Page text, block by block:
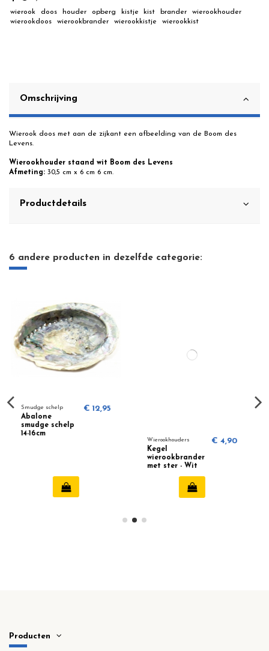
wierook doos houder opberg kistje kist brander
wierookhouder
wierookdoos
wierookbrander wierookkistje wierookkist
Omschrijving
Wierook doos met aan de zijkant een afbeelding van de Boom des
Levens.
Wierookhouder staand wit Boom des Levens
Afmeting: 30,5 cm x 6 cm 6 cm.
Productdetails
6 andere producten in dezelfde categorie:
Wierookhouders
wierookbrander
met Buddha
Producten